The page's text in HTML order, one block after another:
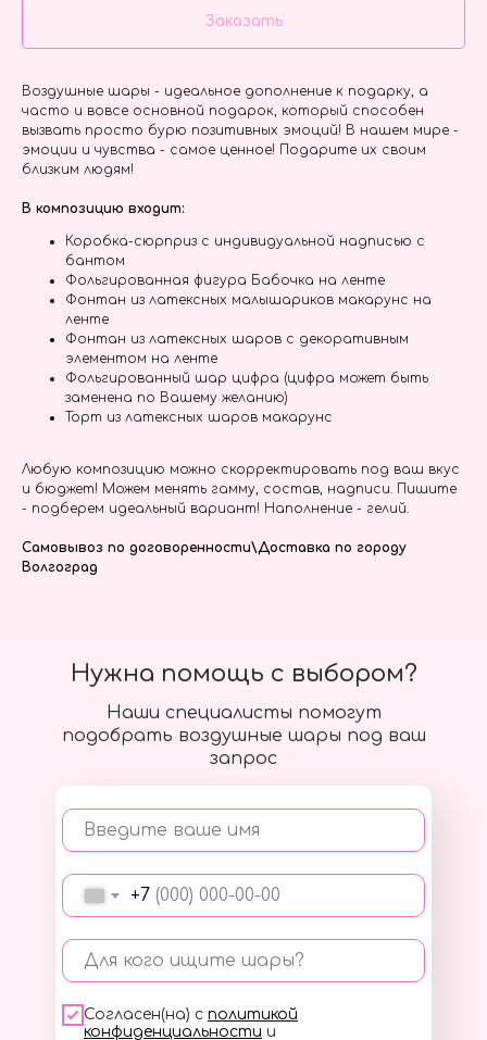
Заказать
Воздушные шары - идеальное дополнение к подарку, а
часто и вовсе основной подарок, который способен
вызвать просто бурю позитивных эмоций! В нашем мире -
эмоции и чувства - самое ценное! Подарите их своим
близким людям!
В композицию входит:
Коробка-сюрприз с индивидуальной надписью с
бантом
Фольгированная фигура Бабочка на ленте
Фонтан из латексных малышариков макарунс на
ленте
Фонтан из латексных шаров с декоративным
элементом на ленте
Фольгированный шар цифра (цифра может быть
заменена по Вашему желанию)
Торт из латексных шаров макарунс
Любую композицию можно скорректировать под ваш вкус
и бюджет! Можем менять гамму, состав, надписи. Пишите
- подберем идеальный вариант! Наполнение - гелий.
Самовывоз по договоренности\Доставка по городу
Волгоград
Наши специалисты помогут
подобрать воздушные шары под ваш
запрос
Введите ваше имя
+7
Для кого ищите шары?
Согласен(на) с политикой
конфиденциальности и
Нужна помощь с выбором?